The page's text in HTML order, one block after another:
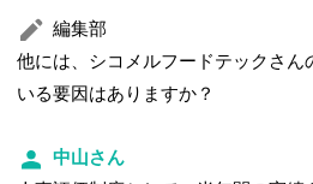
編集部
他には、シコメルフードテックさん
いる要因はありますか？
中山さん